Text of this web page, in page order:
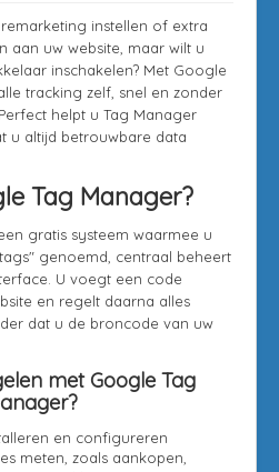
instellen of extra
aan uw website, maar wilt u
inschakelen? Met Google
tracking zelf, snel en zonder
helpt u Tag Manager
u altijd betrouwbare data
Tag Manager?
gratis systeem waarmee u
genoemd, centraal beheert
U voegt een code
en regelt daarna alles
dat u de broncode van uw
met Google Tag
en configureren
meten, zoals aankopen,